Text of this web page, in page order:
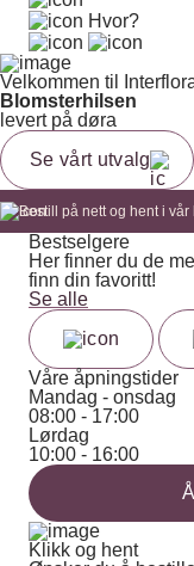
Hvor?
Velkommen til
Blomsterhilsen
levert på døra
Se vårt utvalg
Bestill på nett og hent i vår
Bestselgere
Her finner du de
finn din favoritt!
Se alle
Våre åpningstider
Mandag - onsdag
08:00 - 17:00
Lørdag
10:00 - 16:00
Klikk og hent